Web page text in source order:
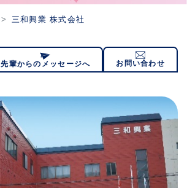
三和興業 株式会社
先輩からのメッセージへ お問い合わせ